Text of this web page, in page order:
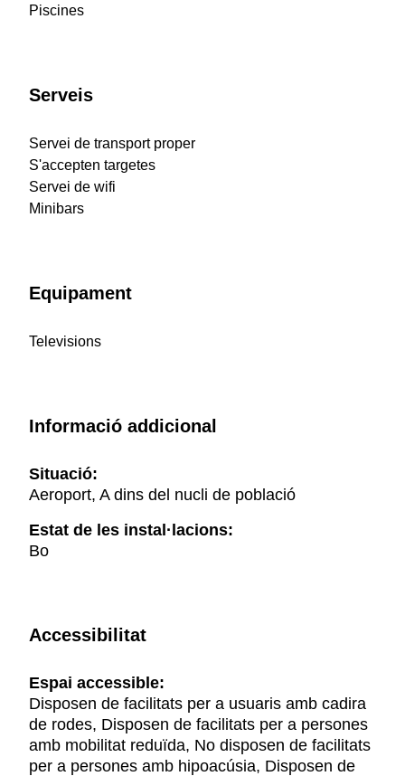
Piscines
Serveis
Servei de transport proper
S'accepten targetes
Servei de wifi
Minibars
Equipament
Televisions
Informació addicional
Situació:
Aeroport, A dins del nucli de població
Estat de les instal·lacions:
Bo
Accessibilitat
Espai accessible:
Disposen de facilitats per a usuaris amb cadira
de rodes, Disposen de facilitats per a persones
amb mobilitat reduïda, No disposen de facilitats
per a persones amb hipoacúsia, Disposen de